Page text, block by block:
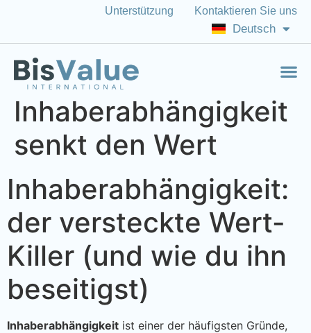
Unterstützung Kontaktieren Sie uns
Deutsch
Italiano
English (US)
Inhaberabhängigkeit
senkt den Wert
Inhaberabhängigkeit:
der versteckte Wert-
Killer (und wie du ihn
beseitigst)
Inhaberabhängigkeit ist einer der häufigsten Gründe,